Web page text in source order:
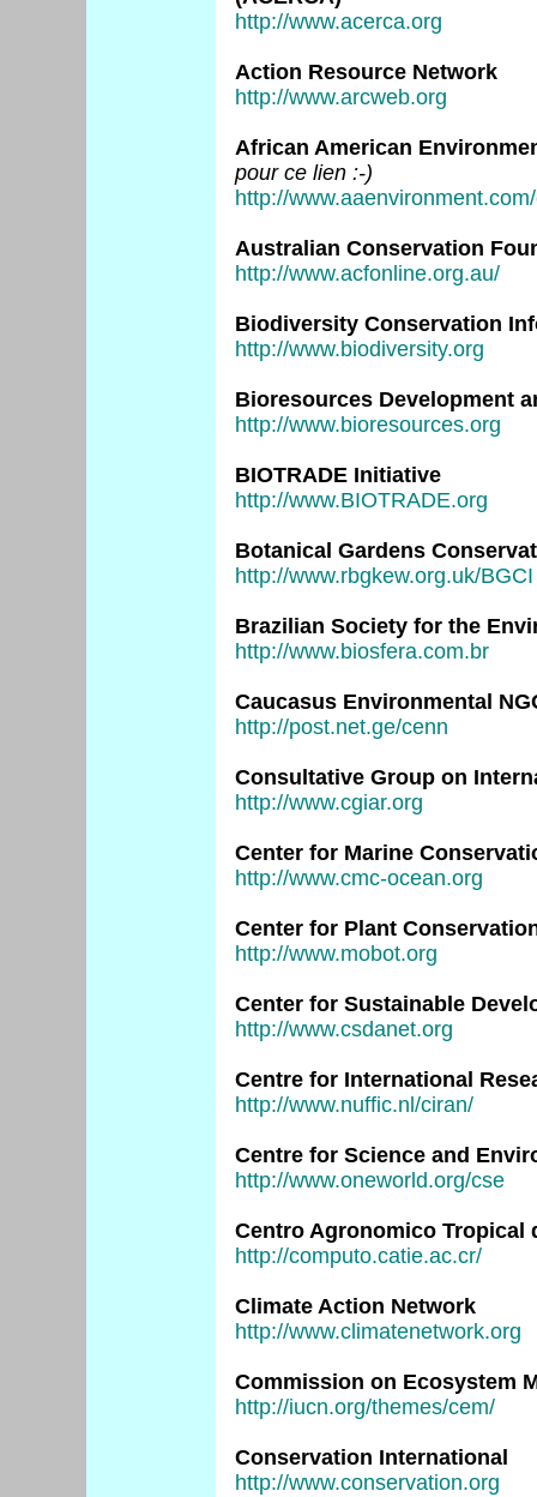
http://www.acerca.org
Action Resource Network
http://www.arcweb.org
African American
pour ce lien :-)
http://
Australian Conservation
http://www.acfonline.org.au/
Biodiversity Conservation
http://www.biodiversity.org
Bioresources Development
http://www.bioresources.org
BIOTRADE Initiative
http://www.BIOTRADE.org
Botanical Gardens
http://www.rbgkew.org.uk/BGCI
Brazilian Society for the
http://www.biosfera.com.br
Caucasus Environmental
http://post.net.ge/cenn
Consultative Group on
http://www.cgiar.org
Center for Marine
http://www.cmc-ocean.org
Center for Plant
http://www.mobot.org
Center for Sustainable
http://www.csdanet.org
Centre for International
http://www.nuffic.nl/ciran/
Centre for Science and
http://www.oneworld.org/cse
Centro Agronomico Tropical
http://computo.catie.ac.cr/
Climate Action Network
http://www.climatenetwork.org
Commission on Ecosystem
http://iucn.org/themes/cem/
Conservation International
http://www.conservation.org